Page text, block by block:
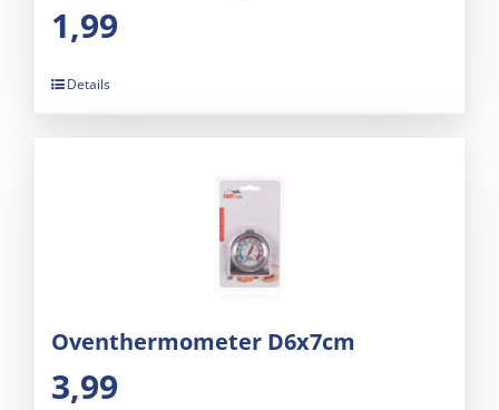
1,99
Details
Oventhermometer D6x7cm
3,99